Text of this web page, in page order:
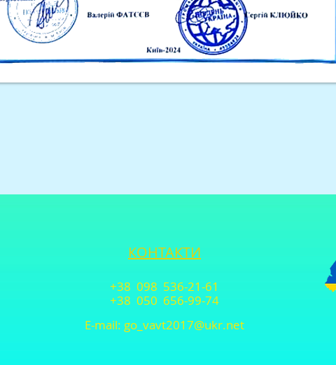
КОНТАКТИ
+38 098 536-21-61
+38 050 656-99-74
E-mail: go_vavt2017@ukr.net